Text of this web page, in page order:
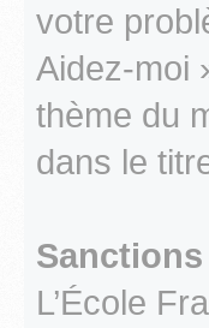
votre
Aidez-moi
thème du
dans le
Sanctions
L’École